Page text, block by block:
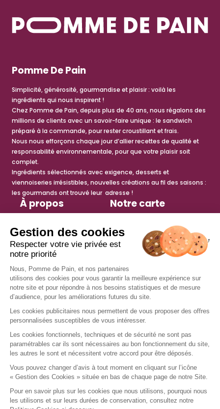
Pomme De Pain
Simplicité, générosité, gourmandise et plaisir : voilà les
ingrédients qui nous inspirent !
Chez Pomme de Pain, depuis plus de 40 ans, nous régalons des
millions de clients avec un savoir-faire unique : le sandwich
préparé à la commande, pour rester croustillant et frais.
Nous nous efforçons chaque jour d’allier recettes de qualité et
responsabilité environnementale, pour que votre plaisir soit
complet.
Ingrédients sélectionnés avec exigence, desserts et
viennoiseries irrésistibles, nouvelles créations au fil des saisons :
les gourmands ont trouvé leur adresse !
À propos
Engagements
Espace presse
Actualités
Tips recettes
anti-gaspi
Notre carte
Salades
Petite faim
Viennoiseries
Boissons chaudes
Boissons fraîches
Services
Trouver un restaurant
Fidélité
Offre de groupe
Nous contacter
Nous rejoindre
Offres d’emploi
Devenir franchisé
Instagram
TikTok
Facebook
LinkedIn